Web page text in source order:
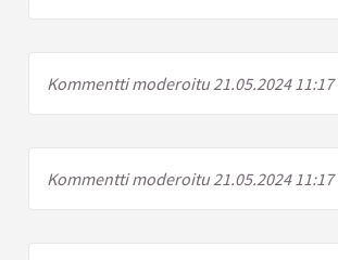
Kommentti moderoitu 21.05.2024 11:17
Kommentti moderoitu 21.05.2024 11:17